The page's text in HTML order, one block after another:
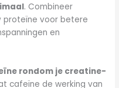
. Combineer
proteïne voor betere
en
rondom je creatine-
cafeïne de werking van